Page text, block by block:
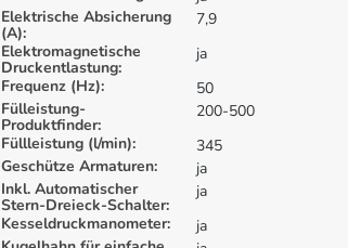
Elektrische Absicherung
(A):
7,9
Elektromagnetische
Druckentlastung:
ja
Frequenz (Hz):
50
Fülleistung-
Produktfinder:
200-500
Füllleistung (l/min):
345
Geschütze Armaturen:
ja
Inkl. Automatischer
Stern-Dreieck-Schalter:
ja
Kesseldruckmanometer:
ja